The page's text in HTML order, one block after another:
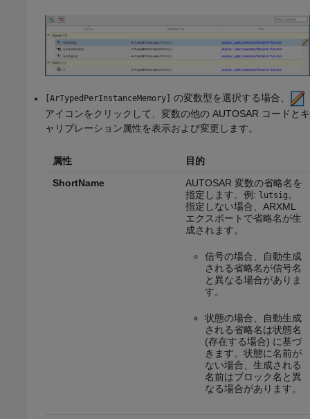
[ArTypedPerInstanceMemory]
の変数型を選択する場合、
アイコンをクリックして、変数の他の AUTOSAR コードとキ
ャリブレーション属性を表示および変更します。
属性
目的
ShortName
AUTOSAR 変数の省略名を
指定します。例: lutsig。
指定しない場合、ARXML
エクスポートで省略名が生
成されます。
信号の場合、自動生成
される省略名が信号名
と異なる場合がありま
す。
状態の場合、自動生成
される省略名は状態名
(存在する場合) に基づ
きます。状態に名前が
ない場合、生成される
名前はブロック名と異
なる場合があります。